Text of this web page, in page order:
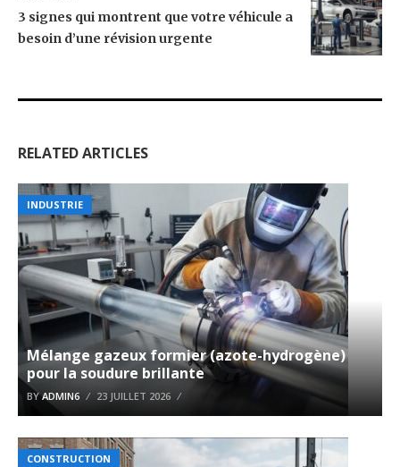
3 signes qui montrent que votre véhicule a
besoin d’une révision urgente
RELATED ARTICLES
INDUSTRIE
Mélange gazeux formier (azote-hydrogène)
pour la soudure brillante
BYADMIN6 23 JUILLET 2026
CONSTRUCTION